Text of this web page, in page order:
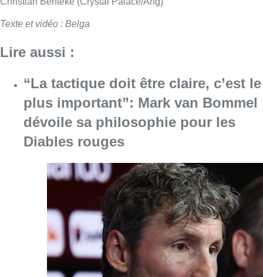
Consulter l'article "“La tactique doit être
Le RWDM récolte déjà 100.000
euros pour financer sa
reconstruction